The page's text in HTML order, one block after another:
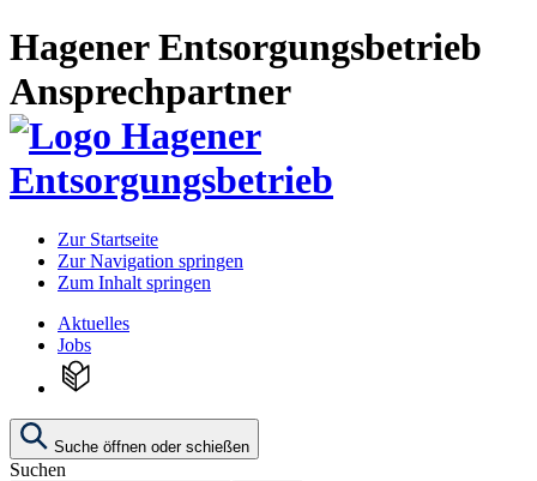
Hagener Entsorgungsbetrieb
Ansprechpartner
Zur Startseite
Zur Navigation springen
Zum Inhalt springen
Aktuelles
Jobs
Suche öffnen oder schießen
Suchen